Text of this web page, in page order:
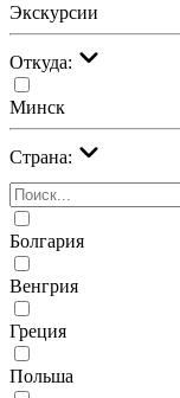
Экскурсии
Откуда:
Минск
Страна:
Болгария
Венгрия
Греция
Польша